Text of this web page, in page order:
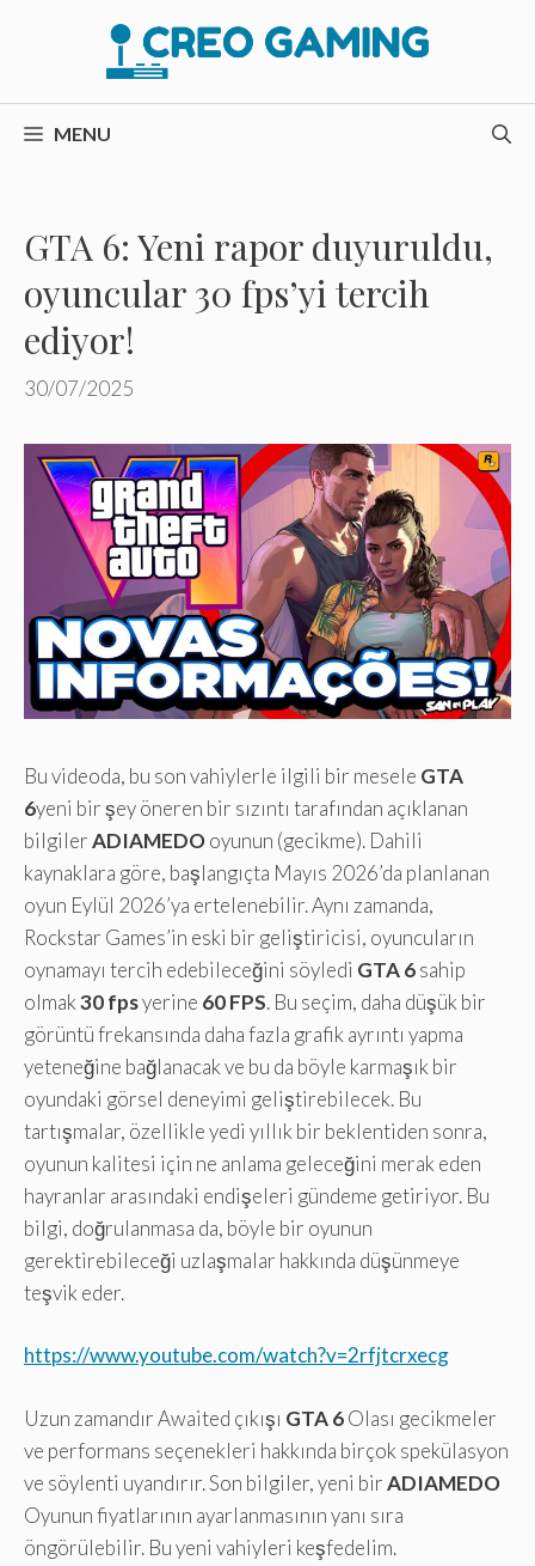
MENU
GTA 6: Yeni rapor duyuruldu,
oyuncular 30 fps’yi tercih
ediyor!
30/07/2025
Bu videoda, bu son vahiylerle ilgili bir mesele GTA
6yeni bir şey öneren bir sızıntı tarafından açıklanan
bilgilerADIAMEDOoyunun (gecikme). Dahili
kaynaklara göre, başlangıçta Mayıs 2026’da planlanan
oyun Eylül 2026’ya ertelenebilir. Aynı zamanda,
Rockstar Games’in eski bir geliştiricisi, oyuncuların
oynamayı tercih edebileceğini söyledi GTA 6sahip
olmak30 fpsyerine 60 FPS. Bu seçim, daha düşük bir
görüntü frekansında daha fazla grafik ayrıntı yapma
yeteneğine bağlanacak ve bu da böyle karmaşık bir
oyundaki görsel deneyimi geliştirebilecek. Bu
tartışmalar, özellikle yedi yıllık bir beklentiden sonra,
oyunun kalitesi için ne anlama geleceğini merak eden
hayranlar arasındaki endişeleri gündeme getiriyor. Bu
bilgi, doğrulanmasa da, böyle bir oyunun
gerektirebileceği uzlaşmalar hakkında düşünmeye
teşvik eder.
https://www.youtube.com/watch?v=2rfjtcrxecg
Uzun zamandır Awaited çıkışı GTA 6Olası gecikmeler
ve performans seçenekleri hakkında birçok spekülasyon
ve söylenti uyandırır. Son bilgiler, yeni birADIAMEDO
Oyunun fiyatlarının ayarlanmasının yanı sıra
öngörülebilir. Bu yeni vahiyleri keşfedelim.